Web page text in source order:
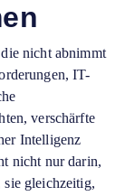
nicht abnimmt
IT-
verschärfte
Intelligenz
nicht nur darin,
sie gleichzeitig,